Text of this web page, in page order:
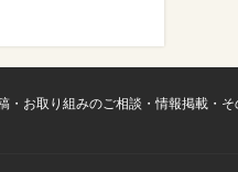
・お取り組みのご相談・情報掲載・